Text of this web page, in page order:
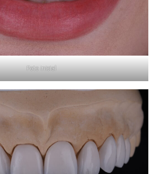
Foto inicial